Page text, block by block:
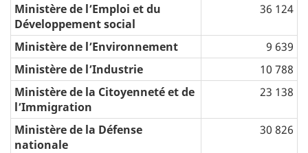
Ministère de l’Emploi et du
Développement social
36 124
Ministère de l’Environnement
9 639
Ministère de l’Industrie
10 788
Ministère de la Citoyenneté et de
l’Immigration
23 138
Ministère de la Défense
nationale
30 826